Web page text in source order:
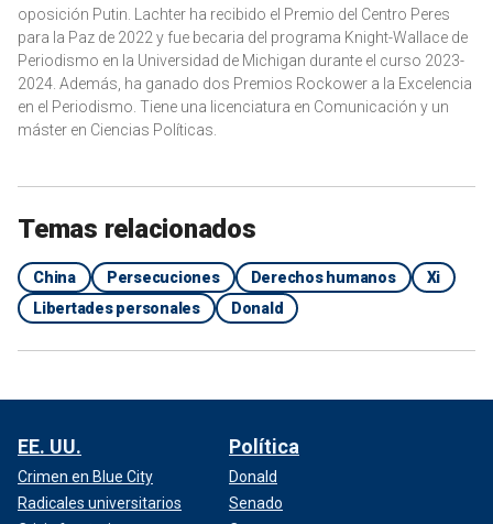
oposición Putin. Lachter ha recibido el Premio del Centro Peres
para la Paz de 2022 y fue becaria del programa Knight-Wallace de
Periodismo en la Universidad de Michigan durante el curso 2023-
2024. Además, ha ganado dos Premios Rockower a la Excelencia
en el Periodismo. Tiene una licenciatura en Comunicación y un
máster en Ciencias Políticas.
Temas relacionados
China Persecuciones Derechos humanos
Xi
Libertades personales
Donald
EE. UU.
Crimen en Blue City
Radicales universitarios
Política
Donald
Senado